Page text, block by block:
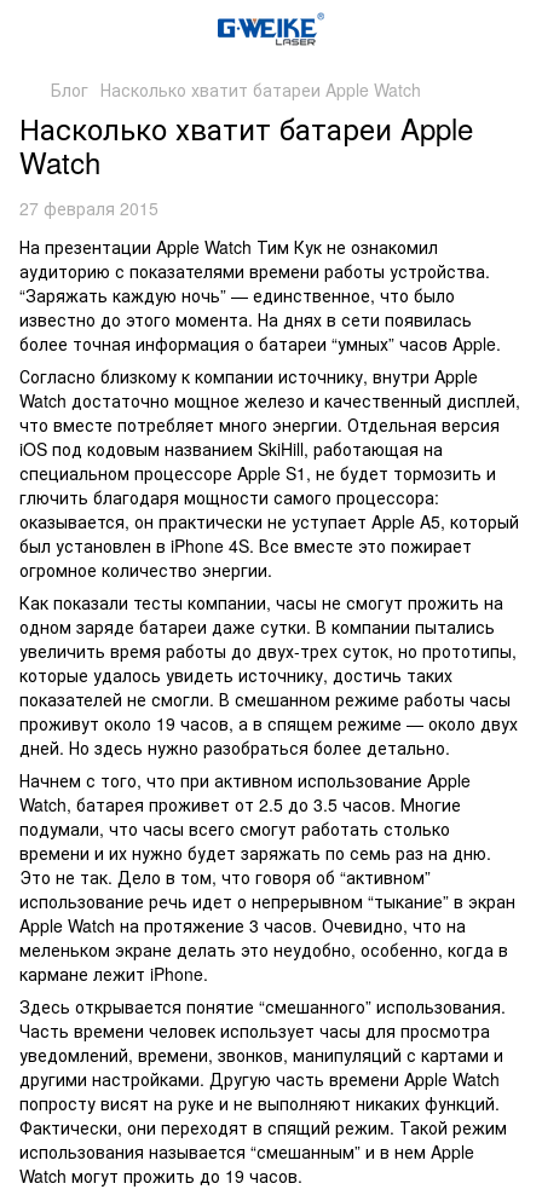
Блог Насколько хватит батареи Apple Watch
Насколько хватит батареи Apple
Watch
27 февраля 2015
На презентации Apple Watch Тим Кук не ознакомил
аудиторию с показателями времени работы устройства.
“Заряжать каждую ночь” — единственное, что было
известно до этого момента. На днях в сети появилась
более точная информация о батареи “умных” часов Apple.
Согласно близкому к компании источнику, внутри Apple
Watch достаточно мощное железо и качественный дисплей,
что вместе потребляет много энергии. Отдельная версия
iOS под кодовым названием SkiHill, работающая на
специальном процессоре Apple S1, не будет тормозить и
глючить благодаря мощности самого процессора:
оказывается, он практически не уступает Apple A5, который
был установлен в iPhone 4S. Все вместе это пожирает
огромное количество энергии.
Как показали тесты компании, часы не смогут прожить на
одном заряде батареи даже сутки. В компании пытались
увеличить время работы до двух-трех суток, но прототипы,
которые удалось увидеть источнику, достичь таких
показателей не смогли. В смешанном режиме работы часы
проживут около 19 часов, а в спящем режиме — около двух
дней. Но здесь нужно разобраться более детально.
Начнем с того, что при активном использование Apple
Watch, батарея проживет от 2.5 до 3.5 часов. Многие
подумали, что часы всего смогут работать столько
времени и их нужно будет заряжать по семь раз на дню.
Это не так. Дело в том, что говоря об “активном”
использование речь идет о непрерывном “тыкание” в экран
Apple Watch на протяжение 3 часов. Очевидно, что на
меленьком экране делать это неудобно, особенно, когда в
кармане лежит iPhone.
Здесь открывается понятие “смешанного” использования.
Часть времени человек использует часы для просмотра
уведомлений, времени, звонков, манипуляций с картами и
другими настройками. Другую часть времени Apple Watch
попросту висят на руке и не выполняют никаких функций.
Фактически, они переходят в спящий режим. Такой режим
использования называется “смешанным” и в нем Apple
Watch могут прожить до 19 часов.